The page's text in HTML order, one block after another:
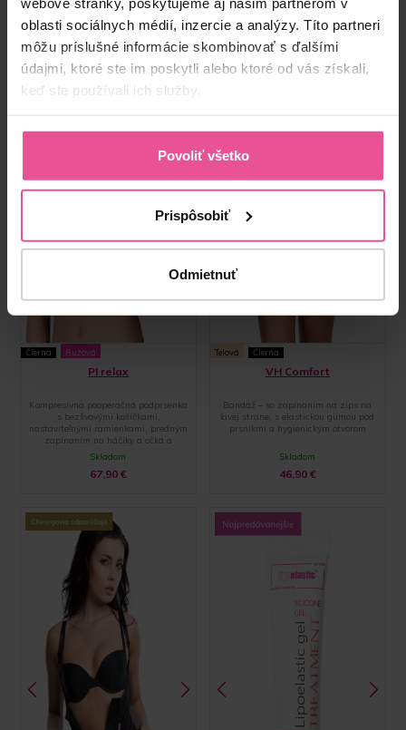
oblasti sociálnych médií, inzercie a analýzy. Títo partneri
môžu príslušné informácie skombinovať s ďalšími
údajmi, ktoré ste im poskytli alebo ktoré od vás získali,
keď ste používali ich služby.
Povoliť všetko
Prispôsobiť
Odmietnuť
Čierna Ružová
PI relax
Kompresívna pooperačná podprsenka
s bezšvovými košíčkami,
nastaviteľnými ramienkami, predným
zapínaním na háčiky a očká a
zakončením pomocou špeciálnej
Skladom
67,90€
Telová Čierna
VH Comfort
Bandáž – so zapínaním na zips na
ľavej strane, s elastickou gumou pod
prsníkmi a hygienickým otvorom
Skladom
46,90 €